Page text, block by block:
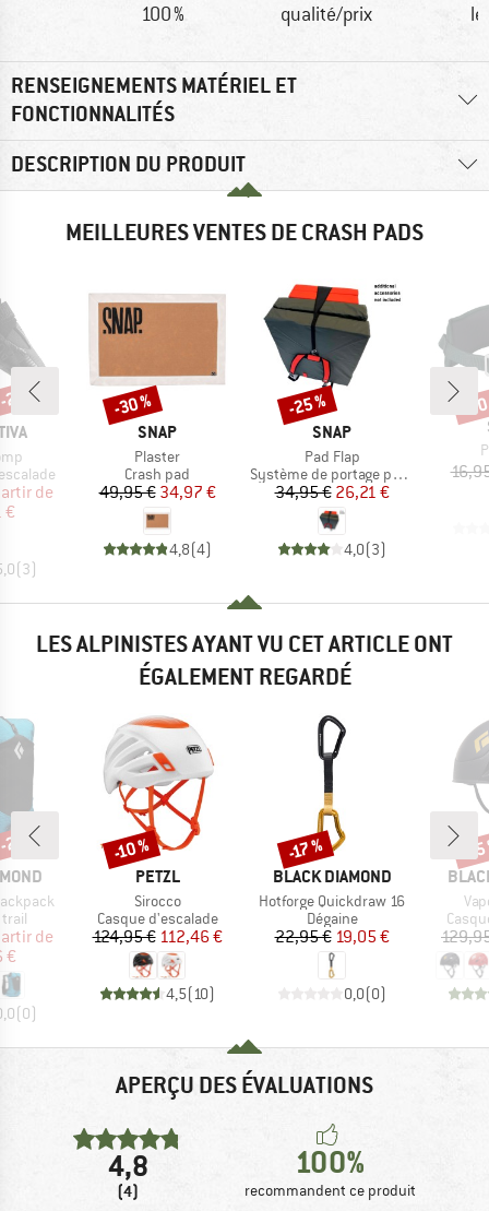
100 %
qualité/prix
RENSEIGNEMENTS MATÉRIEL ET
FONCTIONNALITÉS
DESCRIPTION DU PRODUIT
MEILLEURES VENTES DE CRASH PADS
réduit
de
€
(3)
%
MARQUE
SNAP
Article
Plaster
Product group
Crash pad
Prix
49,95 €Prix réduit
34,97 €
4,8(4)
Remise
-30 %
MARQUE
SNAP
Article
Pad Flap
Product group
Système de portage pour crash pad
Prix
34,95 €Prix réduit
26,21 €
4,0(3)
Remise
-25 % -
LES ALPINISTES AYANT VU CET ARTICLE ONT
ÉGALEMENT REGARDÉ
trail
réduit
de
€
(0)
%
MARQUE
PETZL
Article
Sirocco
Product group
Casque d'escalade
Prix
124,95 €Prix réduit
112,46 €
4,5(10)
Remise
-10 %
MARQUE
BLACK DIAMOND
Article
Hotforge Quickdraw 16
Product group
Dégaine
Prix
22,95 €Prix réduit
19,05 €
0,0(0)
Remise
-17 % -
APERÇU DES ÉVALUATIONS
4,8
(4)
100%
recommandent ce produit